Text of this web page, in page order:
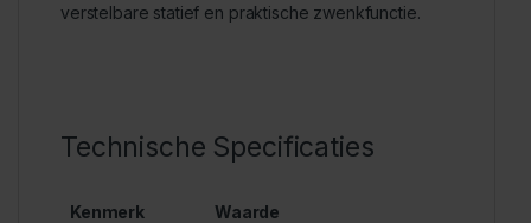
verstelbare statief en praktische zwenkfunctie.
Technische Specificaties
Kenmerk Waarde